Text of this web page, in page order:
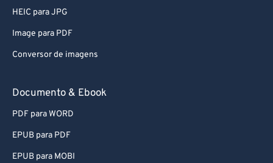
HEIC para JPG
Image para PDF
Conversor de imagens
Documento & Ebook
PDF para WORD
EPUB para PDF
EPUB para MOBI